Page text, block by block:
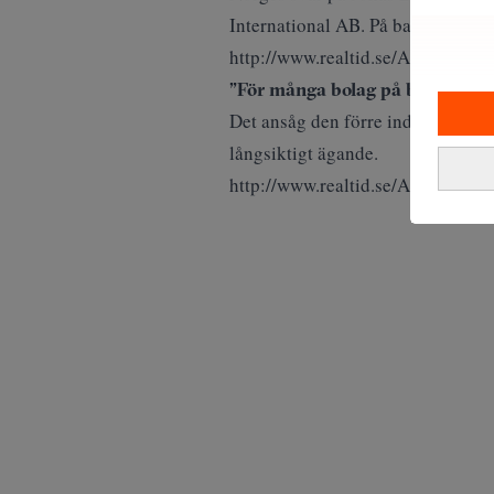
International AB. På bara några
http://www.realtid.se/
”För många bolag på börsen”
Det ansåg den förre
långsiktigt ägande.
http://www.realtid.se/